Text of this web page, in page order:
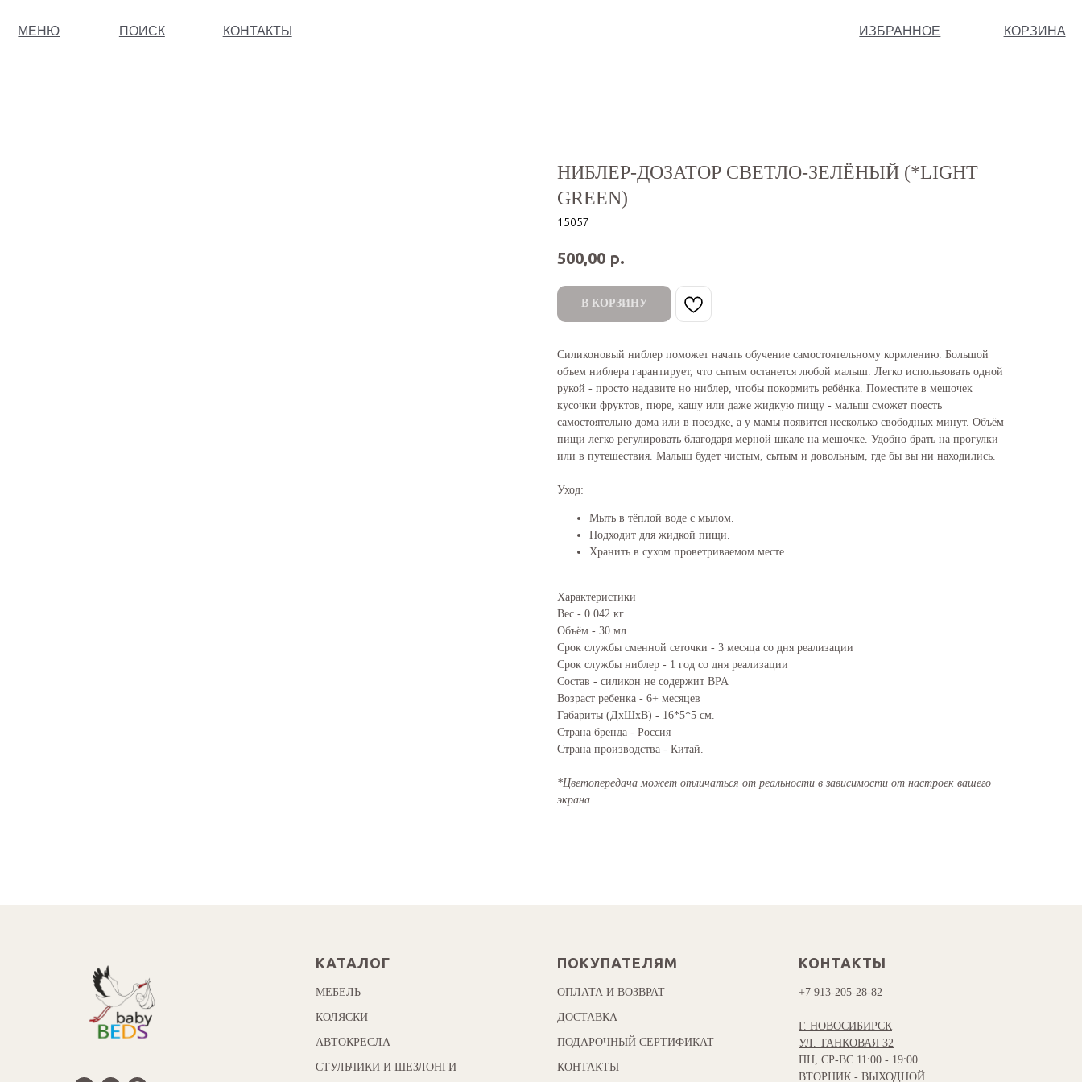
КОРЗИНА
КОНТАКТЫ
ПОИСК
МЕНЮ
НИБЛЕР-ДОЗАТОР СВЕТЛО-ЗЕЛЁНЫЙ (*LIGHT
GREEN)
15057
500,00 р.
В КОРЗИНУ
Силиконовый ниблер поможет начать обучение самостоятельному кормлению. Большой
объем ниблера гарантирует, что сытым останется любой малыш. Легко использовать одной
рукой - просто надавите но ниблер, чтобы покормить ребёнка. Поместите в мешочек
кусочки фруктов, пюре, кашу или даже жидкую пищу - малыш сможет поесть
самостоятельно дома или в поездке, а у мамы появится несколько свободных минут. Объём
пищи легко регулировать благодаря мерной шкале на мешочке. Удобно брать на прогулки
или в путешествия. Малыш будет чистым, сытым и довольным, где бы вы ни находились.
Уход:
Мыть в тёплой воде с мылом.
Подходит для жидкой пищи.
Хранить в сухом проветриваемом месте.
Характеристики
Вес - 0.042 кг.
Объём - 30 мл.
Срок службы сменной сеточки - 3 месяца со дня реализации
Срок службы ниблер - 1 год со дня реализации
Состав - силикон не содержит BPA
Возраст ребенка - 6+ месяцев
Габариты (ДхШхВ) - 16*5*5 см.
Страна бренда - Россия
Страна производства - Китай.
*Цветопередача может отличаться от реальности в зависимости от настроек вашего
экрана.
КАТАЛОГ
МЕБЕЛЬ
КОЛЯСКИ
АВТОКРЕСЛА
СТУЛЬЧИКИ И ШЕЗЛОНГИ
ПОКУПАТЕЛЯМ
ОПЛАТА И ВОЗВРАТ
ДОСТАВКА
ПОДАРОЧНЫЙ СЕРТИФИКАТ
КОНТАКТЫ
КОНТАКТЫ
+7 913-205-28-82
Г. НОВОСИБИРСК
УЛ. ТАНКОВАЯ 32
ПН, СР-ВС 11:00 - 19:00
ВТОРНИК - ВЫХОДНОЙ